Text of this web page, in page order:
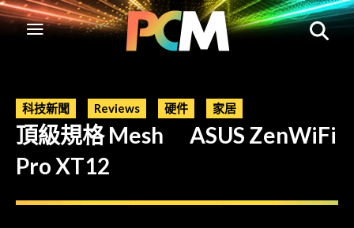
科技新聞 Reviews 硬件 家居
頂級規格 Mesh ASUS ZenWiFi
Pro XT12